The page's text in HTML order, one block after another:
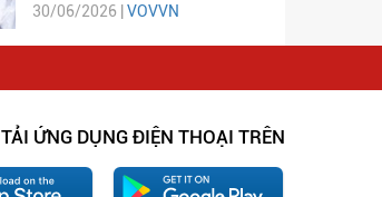
30/06/2026 | VOVVN
TẢI ỨNG DỤNG ĐIỆN THOẠI TRÊN